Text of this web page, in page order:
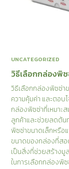
UNCATEGORIZED
วิธีเลือกกล่องพิ
วิธีเลือกกล่องพิซซ่า
ความคุ้มค่า และตอ
กล่องพิซซ่าที่เหมาะ
ลูกค้าและช่วยลดต้น
พิซซ่าขนาดเล็กหรือ
ขนาดของกล่องที่ส
เป็นสิ่งที่ช่วยสร้างมู
ในการเลือกกล่องพิ